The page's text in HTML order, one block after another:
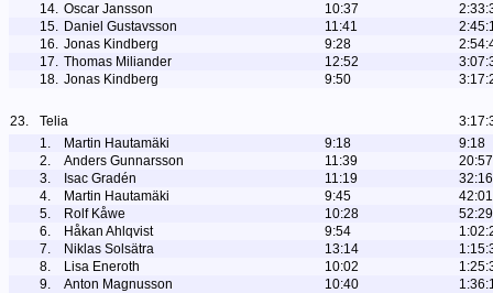
14. Oscar Jansson 10:37
15. Daniel Gustavsson 11:41
16. Jonas Kindberg 9:28
17. Thomas Miliander 12:52
18. Jonas Kindberg 9:50
23. Telia
1.
Martin Hautamäki 9:18
9:18
2.
Anders Gunnarsson 11:39
20:57
3.
Isac Gradén 11:19
32:16
4.
Martin Hautamäki 9:45
42:01
5.
Rolf Kåwe 10:28
52:29
6.
Håkan Ahlqvist 9:54
7.
Niklas Solsätra 13:14
8.
Lisa Eneroth 10:02
9.
Anton Magnusson 10:40